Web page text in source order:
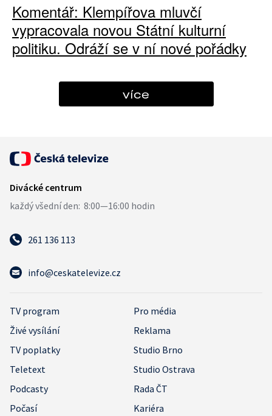
Komentář: Klempířova mluvčí
vypracovala novou Státní kulturní
politiku. Odráží se v ní nové pořádky
více
261 136 113
info@ceskatelevize.cz
TV program
Pro média
Živé vysílání
Reklama
TV poplatky
Studio Brno
Teletext
Studio Ostrava
Podcasty
Rada ČT
Počasí
Kariéra